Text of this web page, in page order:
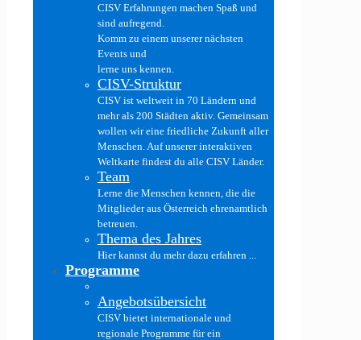
CISV Erfahrungen machen Spaß und
sind aufregend.
Komm zu einem unserer nächsten
Events und
lerne uns kennen.
CISV-Struktur
CISV ist weltweit in 70 Ländern und
mehr als 200 Städten aktiv. Gemeinsam
wollen wir eine friedliche Zukunft aller
Menschen. Auf unserer interaktiven
Weltkarte findest du alle CISV Länder.
Team
Lerne die Menschen kennen, die die
Mitglieder aus Österreich ehrenamtlich
betreuen.
Thema des Jahres
Hier kannst du mehr dazu erfahren ...
Programme
Angebotsübersicht
CISV bietet internationale und
regionale Programme für ein